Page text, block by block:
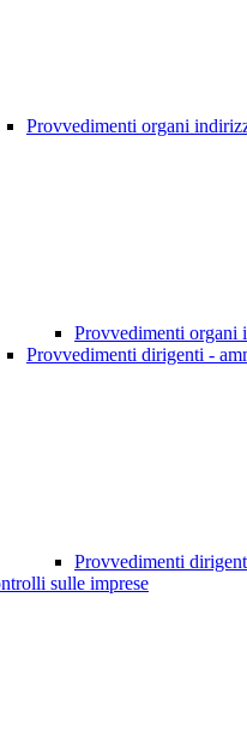
Provvedimenti organi
Provvedimenti organi
Provvedimenti dirigenti -
Provvedimenti
sulle imprese